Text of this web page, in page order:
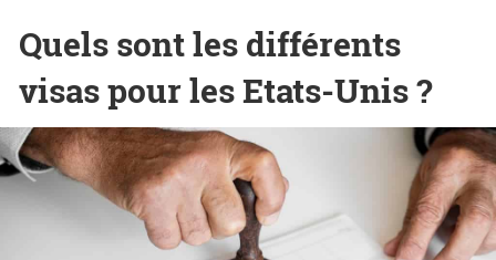
Quels sont les différents
visas pour les Etats-Unis ?